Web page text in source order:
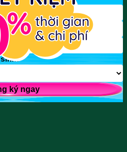
ký ngay
UNICLASS